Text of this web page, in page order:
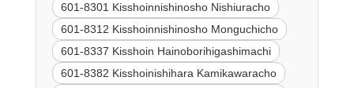
601-8301 Kisshoinnishinosho Nishiuracho
601-8312 Kisshoinnishinosho Monguchicho
601-8337 Kisshoin Hainoborihigashimachi
601-8382 Kisshoinishihara Kamikawaracho